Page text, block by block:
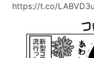
https://t.co/